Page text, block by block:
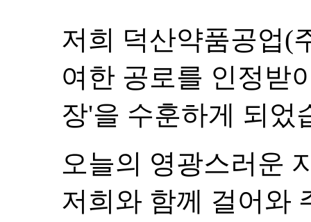
저희 덕산약품공업(
여한 공로를 인정받
장'을 수훈하게 되었
오늘의 영광스러운
저희와 함께 걸어와